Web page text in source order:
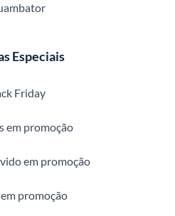
Especiais
Friday
em promoção
em promoção
promoção